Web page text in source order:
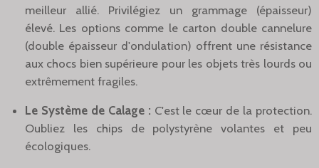
meilleur allié. Privilégiez un grammage (épaisseur)
élevé. Les options comme le carton double cannelure
(double épaisseur d'ondulation) offrent une résistance
aux chocs bien supérieure pour les objets très lourds ou
extrêmement fragiles.
Le Système de Calage : C'est le cœur de la protection.
Oubliez les chips de polystyrène volantes et peu
écologiques.